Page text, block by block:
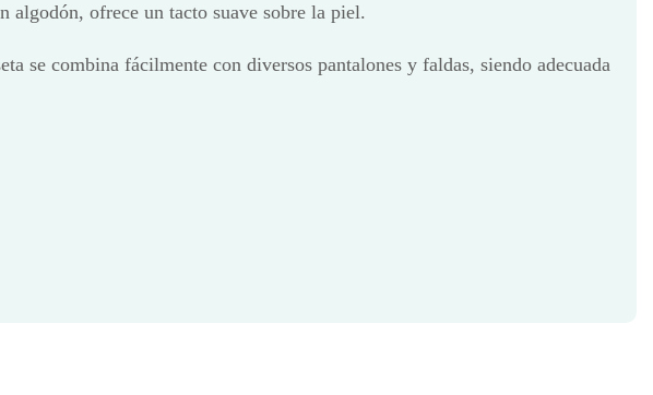
algodón, ofrece un tacto suave sobre la piel.
se combina fácilmente con diversos pantalones y faldas, siendo adecuada